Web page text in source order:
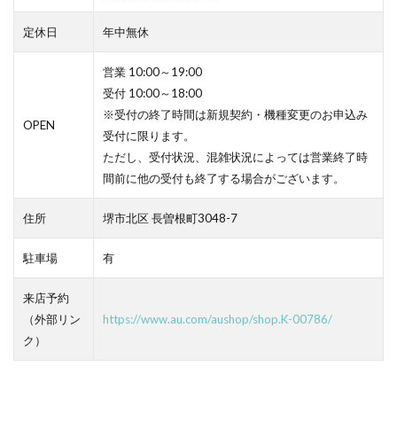
定休日 年中無休
OPEN
営業 10:00～19:00
受付 10:00～18:00
※受付の終了時間は新規契約・機種変更のお申込み
受付に限ります。
ただし、受付状況、混雑状況によっては営業終了時
間前に他の受付も終了する場合がございます。
住所 堺市北区 長曽根町3048-7
駐車場 有
来店予約
（外部リン
ク）
https://www.au.com/aushop/shop.K-00786/